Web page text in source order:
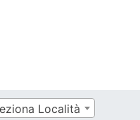
Località